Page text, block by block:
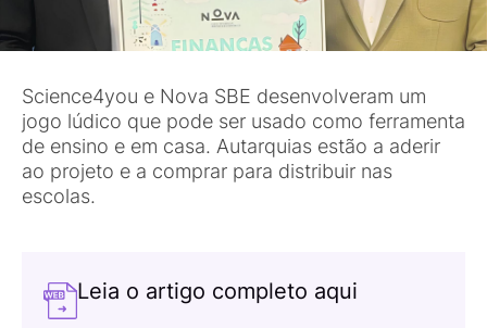
Science4you e Nova SBE desenvolveram um
jogo lúdico que pode ser usado como ferramenta
de ensino e em casa. Autarquias estão a aderir
ao projeto e a comprar para distribuir nas
escolas.
Leia o artigo completo aqui